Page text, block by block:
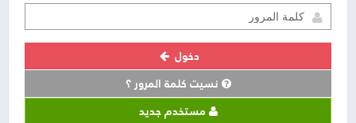
دخول
نسيت كلمة المرور ؟
مستخدم جديد